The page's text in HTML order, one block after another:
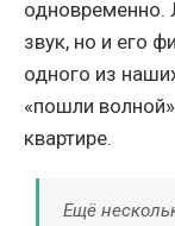
звук, но и его
одного из
«пошли
квартире.
Ещё